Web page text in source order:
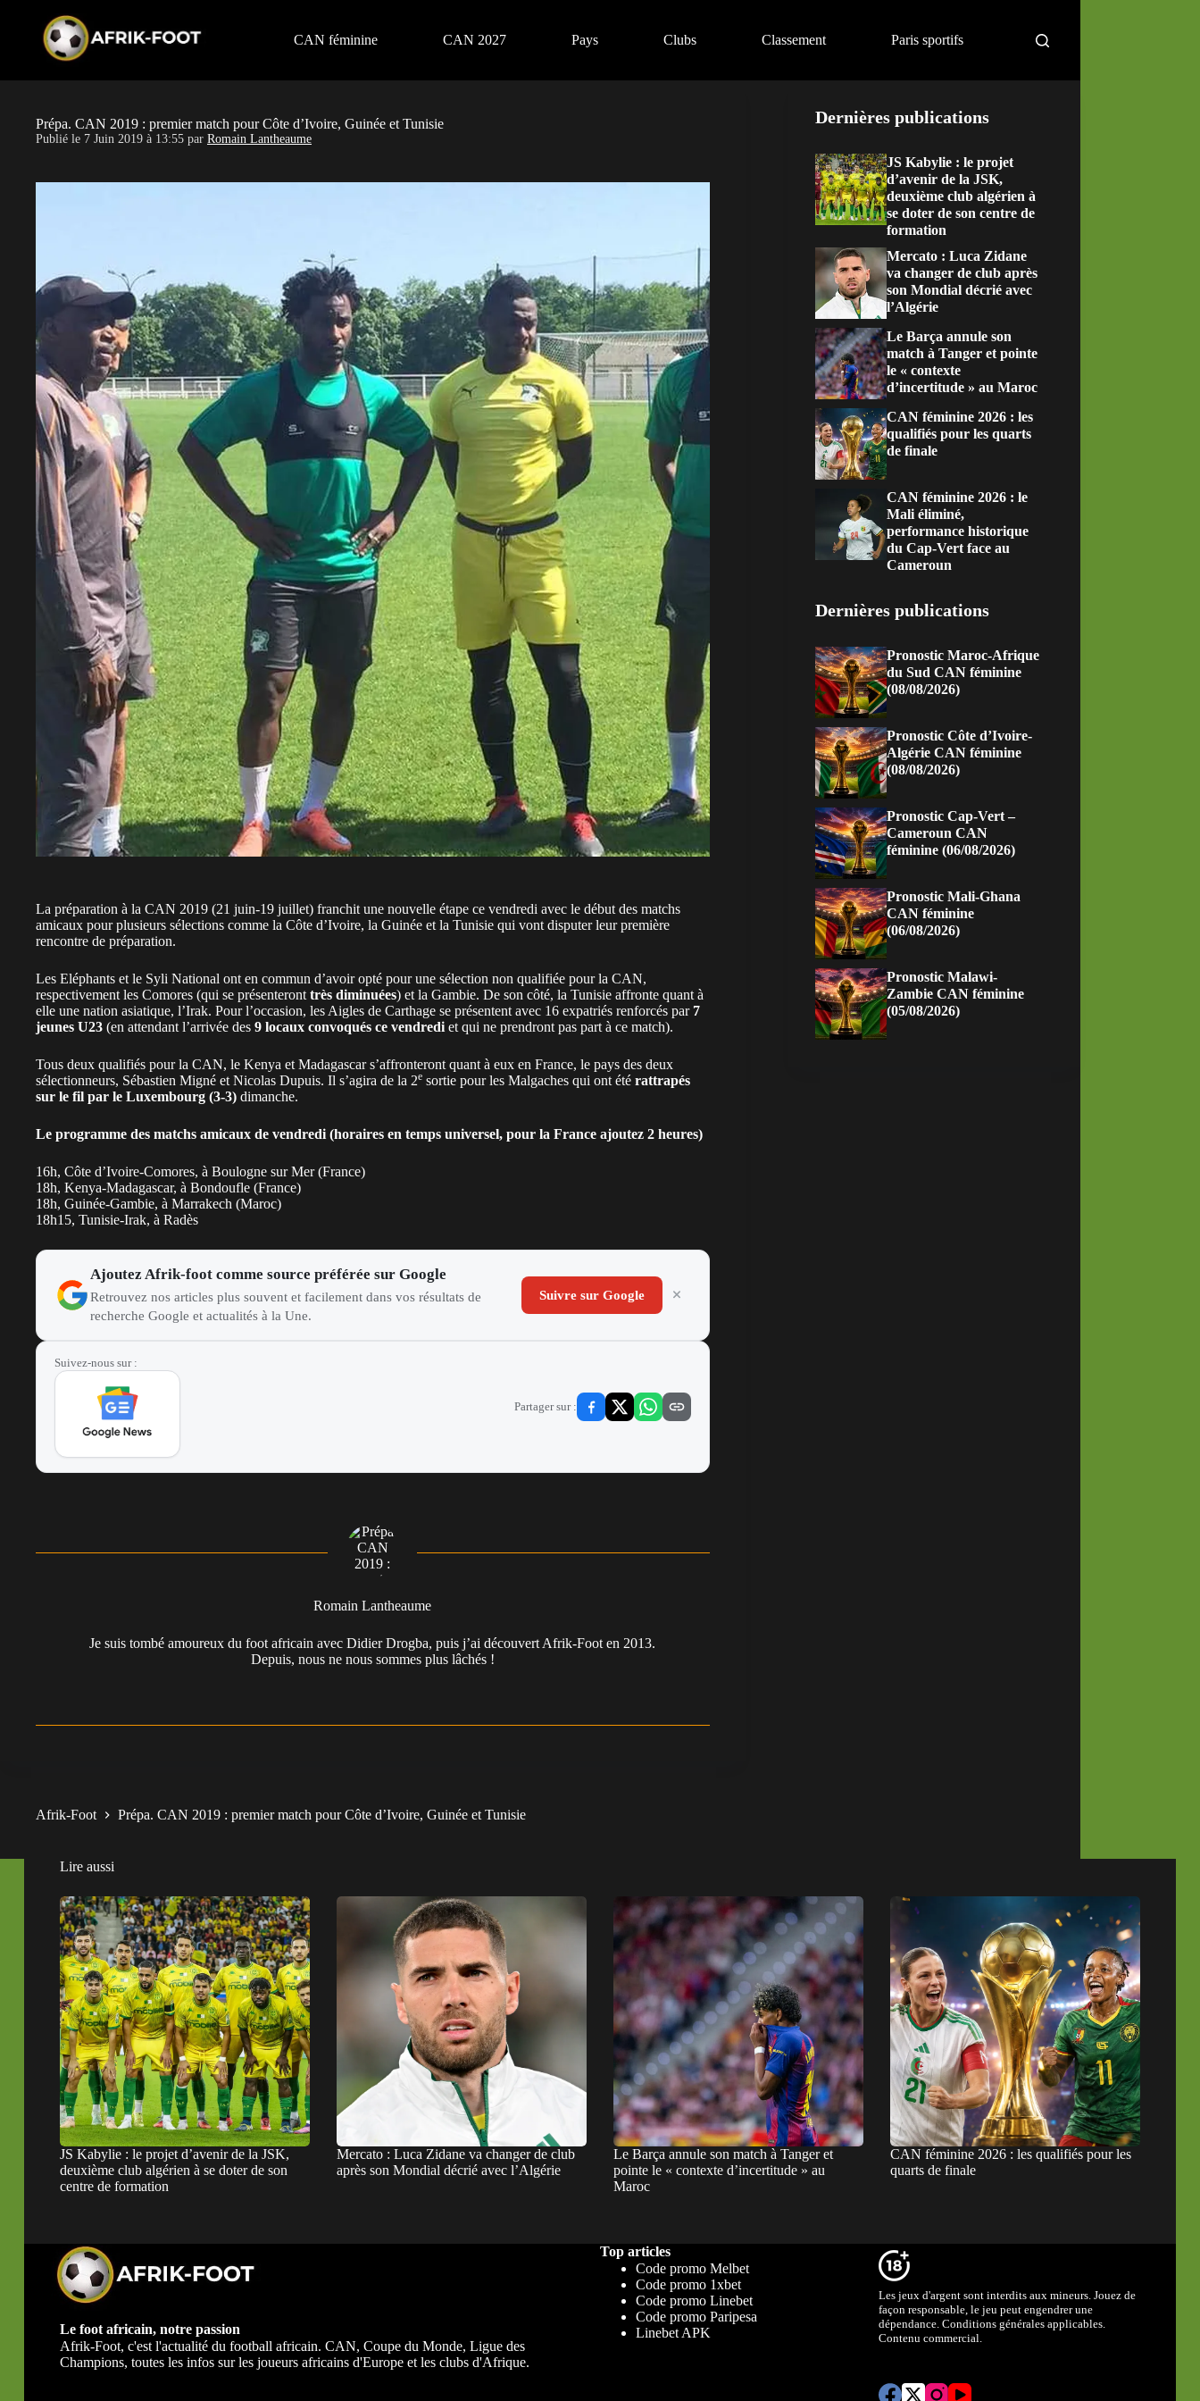
CAN féminine CAN 2027 Pays Clubs Classement Paris sportifs
Prépa. CAN 2019 : premier match pour Côte d’Ivoire, Guinée et Tunisie
Publié le 7 Juin 2019 à 13:55 par Romain Lantheaume
La préparation à la CAN 2019 (21 juin-19 juillet) franchit une nouvelle étape ce vendredi avec le début des matchs
amicaux pour plusieurs sélections comme la Côte d’Ivoire, la Guinée et la Tunisie qui vont disputer leur première
rencontre de préparation.
Les Eléphants et le Syli National ont en commun d’avoir opté pour une sélection non qualifiée pour la CAN,
respectivement les Comores (qui se présenteront très diminuées) et la Gambie. De son côté, la Tunisie affronte quant à
elle une nation asiatique, l’Irak. Pour l’occasion, les Aigles de Carthage se présentent avec 16 expatriés renforcés par 7
jeunes U23 (en attendant l’arrivée des 9 locaux convoqués ce vendredi et qui ne prendront pas part à ce match).
Tous deux qualifiés pour la CAN, le Kenya et Madagascar s’affronteront quant à eux en France, le pays des deux
sélectionneurs, Sébastien Migné et Nicolas Dupuis. Il s’agira de la 2e sortie pour les Malgaches qui ont été rattrapés
sur le fil par le Luxembourg (3-3) dimanche.
Le programme des matchs amicaux de vendredi (horaires en temps universel, pour la France ajoutez 2 heures)
16h, Côte d’Ivoire-Comores, à Boulogne sur Mer (France)
18h, Kenya-Madagascar, à Bondoufle (France)
18h, Guinée-Gambie, à Marrakech (Maroc)
18h15, Tunisie-Irak, à Radès
Ajoutez Afrik-foot comme source préférée sur Google
Retrouvez nos articles plus souvent et facilement dans vos résultats de
recherche Google et actualités à la Une.
Suivre sur Google
Suivez-nous sur :
Partager sur :
Romain Lantheaume
Je suis tombé amoureux du foot africain avec Didier Drogba, puis j’ai découvert Afrik-Foot en 2013.
Depuis, nous ne nous sommes plus lâchés !
Dernières publications
JS Kabylie : le projet
d’avenir de la JSK,
deuxième club algérien à
se doter de son centre de
formation
Mercato : Luca Zidane
va changer de club après
son Mondial décrié avec
l’Algérie
Le Barça annule son
match à Tanger et pointe
le « contexte
d’incertitude » au Maroc
CAN féminine 2026 : les
qualifiés pour les quarts
de finale
CAN féminine 2026 : le
Mali éliminé,
performance historique
du Cap-Vert face au
Cameroun
Dernières publications
Pronostic Maroc-Afrique
du Sud CAN féminine
(08/08/2026)
Pronostic Côte d’Ivoire-
Algérie CAN féminine
(08/08/2026)
Pronostic Cap-Vert –
Cameroun CAN
féminine (06/08/2026)
Pronostic Mali-Ghana
CAN féminine
(06/08/2026)
Pronostic Malawi-
Zambie CAN féminine
(05/08/2026)
Afrik-Foot Prépa. CAN 2019 : premier match pour Côte d’Ivoire, Guinée et Tunisie
Lire aussi
JS Kabylie : le projet d’avenir de la JSK,
deuxième club algérien à se doter de son
centre de formation
Mercato : Luca Zidane va changer de club
après son Mondial décrié avec l’Algérie
Le Barça annule son match à Tanger et
pointe le « contexte d’incertitude » au
Maroc
CAN féminine 2026 : les qualifiés pour les
quarts de finale
Le foot africain, notre passion
Afrik-Foot, c'est l'actualité du football africain. CAN, Coupe du Monde, Ligue des
Champions, toutes les infos sur les joueurs africains d'Europe et les clubs d'Afrique.
Top articles
Code promo Melbet
Code promo 1xbet
Code promo Linebet
Code promo Paripesa
Linebet APK
Les jeux d'argent sont interdits aux mineurs. Jouez de
façon responsable, le jeu peut engendrer une
dépendance. Conditions générales applicables.
Contenu commercial.